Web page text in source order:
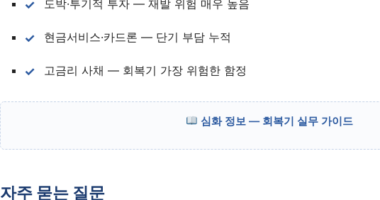
도박·투기적 투자 — 재발 위험 매우 높음
현금서비스·카드론 — 단기 부담 누적
고금리 사채 — 회복기 가장 위험한 함정
심화 정보 — 회복기 실무 가이드
자주 묻는 질문